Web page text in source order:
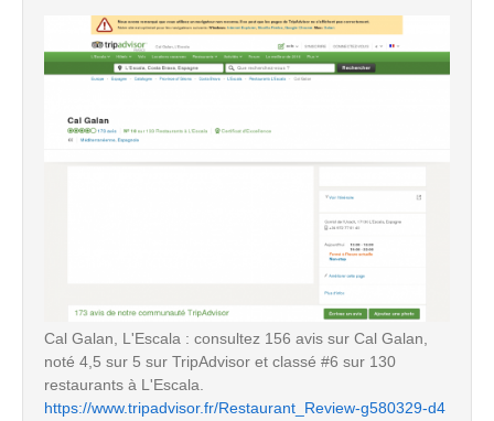
Cal Galan, L'Escala : consultez 156 avis sur Cal Galan,
noté 4,5 sur 5 sur TripAdvisor et classé #6 sur 130
restaurants à L'Escala.
https://www.tripadvisor.fr/Restaurant_Review-g580329-d4